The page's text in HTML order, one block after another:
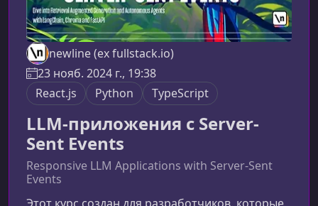
newline (ex fullstack.io)
23 нояб. 2024 г., 19:38
React.js
Python TypeScript
LLM-приложения c Server-
Sent Events
Responsive LLM Applications with Server-Sent
Events